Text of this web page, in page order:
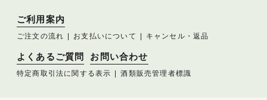
ご利用案内
ご注文の流れ お支払いについて キャンセル・返品
よくあるご質問 お問い合わせ
特定商取引法に関する表示 酒類販売管理者標識